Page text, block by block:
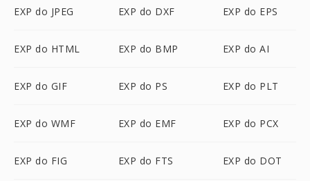
EXP do JPEG EXP do DXF EXP do EPS
EXP do HTML EXP do BMP EXP do AI
EXP do GIF EXP do PS EXP do PLT
EXP do WMF EXP do EMF EXP do PCX
EXP do FIG EXP do FTS EXP do DOT